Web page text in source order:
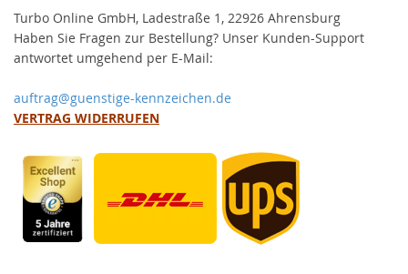
Turbo Online GmbH, Ladestraße 1, 22926 Ahrensburg
Haben Sie Fragen zur Bestellung? Unser Kunden-Support
antwortet umgehend per E-Mail:
auftrag@guenstige-kennzeichen.de
VERTRAG WIDERRUFEN